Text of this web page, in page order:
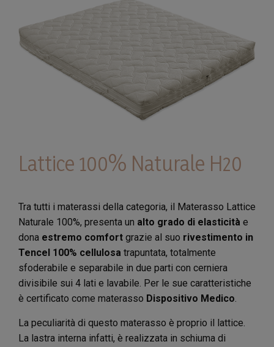
Lattice 100% Naturale H20
Tra tutti i materassi della categoria, il Materasso Lattice
Naturale 100%, presenta un alto grado di elasticità e
dona estremo comfort grazie al suo rivestimento in
Tencel 100% cellulosa trapuntata, totalmente
sfoderabile e separabile in due parti con cerniera
divisibile sui 4 lati e lavabile. Per le sue caratteristiche
è certificato come materasso Dispositivo Medico.
La peculiarità di questo materasso è proprio il lattice.
La lastra interna infatti, è realizzata in schiuma di